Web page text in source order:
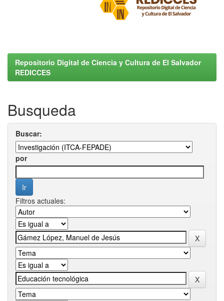
Repositorio Digital de Ciencia y Cultura de El Salvador
REDICCES
Busqueda
Buscar:
por
Filtros actuales: